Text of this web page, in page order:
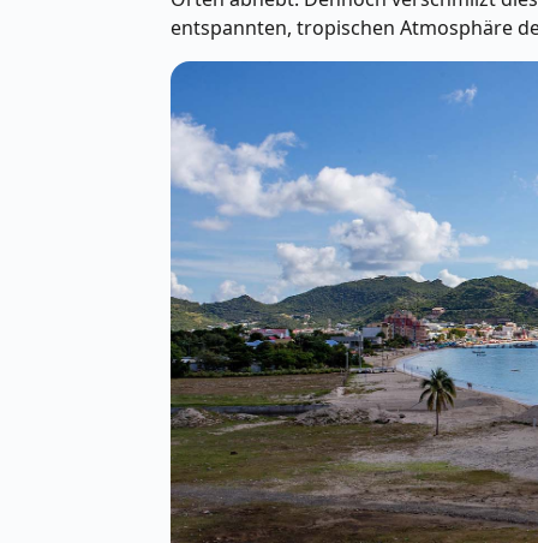
entspannten, tropischen Atmosphäre